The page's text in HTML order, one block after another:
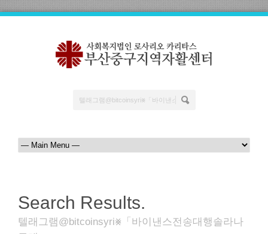
Search Results.
텔래그램@bitcoinsyri⨳「바이낸스전송대행솔라나